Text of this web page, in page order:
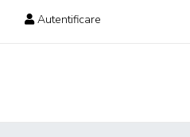
Autentificare